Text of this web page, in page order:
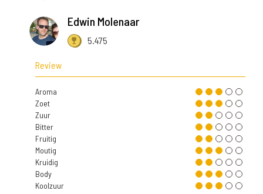
Edwin Molenaar
5.475
Review
Aroma
Zoet
Zuur
Bitter
Fruitig
Moutig
Kruidig
Body
Koolzuur